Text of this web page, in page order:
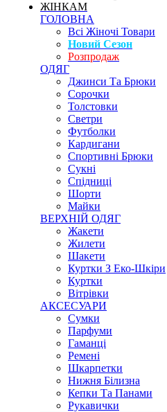
ЖІНКАМ
ГОЛОВНА
Всі Жіночі Товари
Новий Сезон
Розпродаж
ОДЯГ
Джинси Та Брюки
Сорочки
Толстовки
Светри
Футболки
Кардигани
Спортивні Брюки
Сукні
Спідниці
Шорти
Майки
ВЕРХНІЙ ОДЯГ
Жакети
Жилети
Шакети
Куртки З Еко-Шкіри
Куртки
Вітрівки
АКСЕСУАРИ
Сумки
Парфуми
Гаманці
Ремені
Шкарпетки
Нижня Білизна
Кепки Та Панами
Рукавички